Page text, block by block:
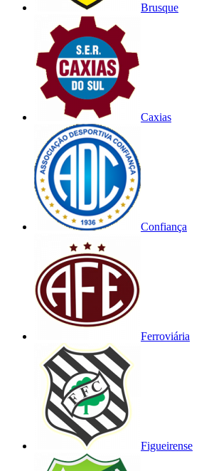
Brusque
Caxias
Confiança
Ferroviária
Figueirense